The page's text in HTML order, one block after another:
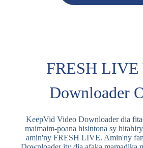
FRESH LIVE
Downloader
KeepVid Video Downloader dia
maimaim-poana hisintona sy
amin'ny FRESH LIVE. Amin'ny